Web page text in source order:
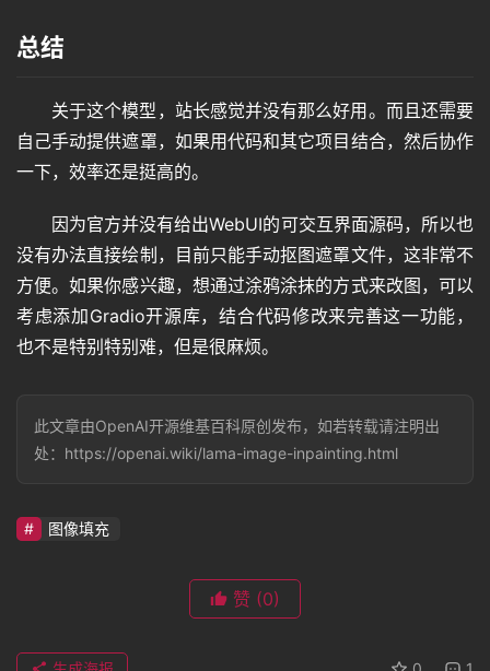
总结
关于这个模型，站长感觉并没有那么好用。而且还需要
自己手动提供遮罩，如果用代码和其它项目结合，然后协作
一下，效率还是挺高的。
因为官方并没有给出WebUI的可交互界面源码，所以也
没有办法直接绘制，目前只能手动抠图遮罩文件，这非常不
方便。如果你感兴趣，想通过涂鸦涂抹的方式来改图，可以
考虑添加Gradio开源库，结合代码修改来完善这一功能，
也不是特别特别难，但是很麻烦。
此文章由OpenAI开源维基百科原创发布，如若转载请注明出
处：https://openai.wiki/lama-image-inpainting.html
图像填充
赞 (0)